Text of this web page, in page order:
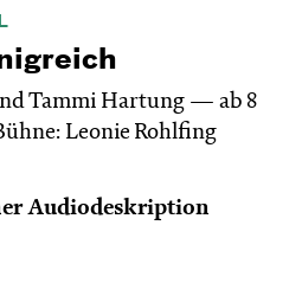
Tammi Hartung
ab 8
Leonie Rohlfing
Audiodeskription